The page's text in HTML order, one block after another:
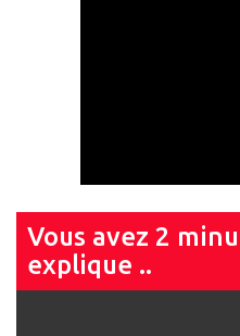
Vous avez 2
explique ..